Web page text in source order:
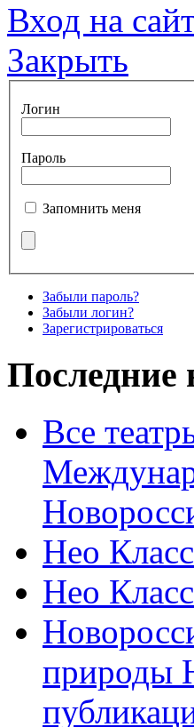
Вход на
Закрыть
Логин
Пароль
Запомнить меня
Забыли пароль?
Забыли логин?
Зарегистрироваться
Последние
Все
Нео
Нео
природы